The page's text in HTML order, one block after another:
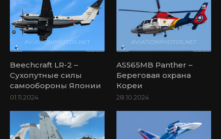
Beechcraft LR-2 –
Сухопутные силы
самообороны Японии
01.11.2024
AS565MB Panther –
Береговая охрана
Кореи
28.10.2024